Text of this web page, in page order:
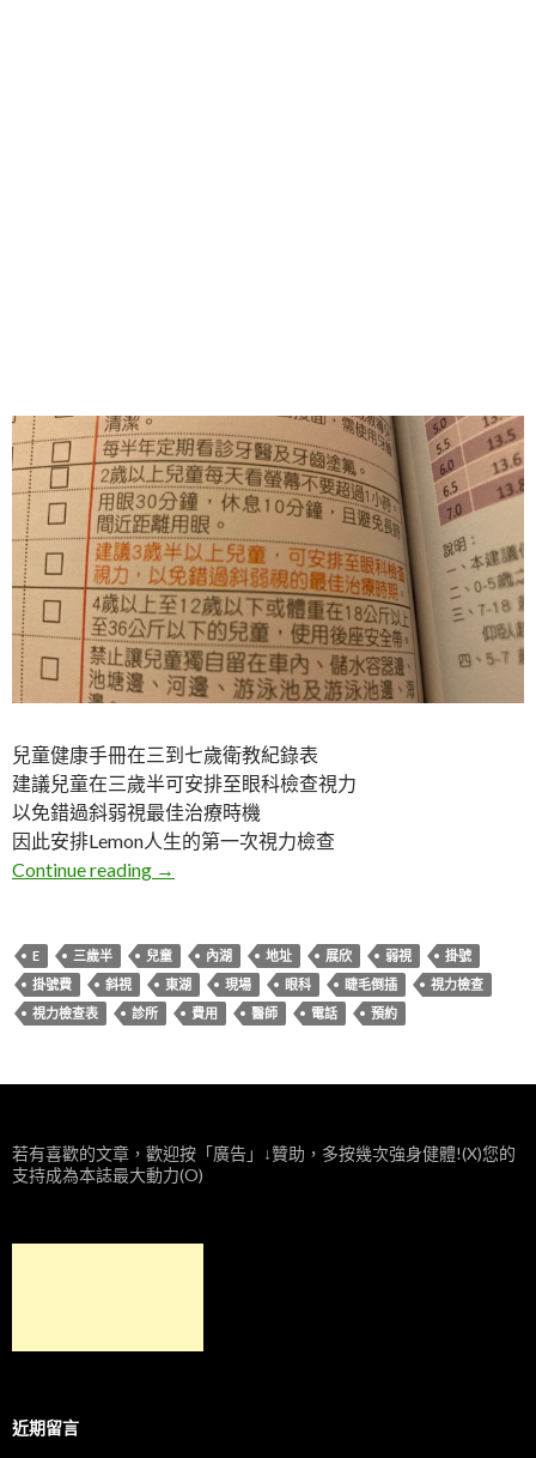
兒童健康手冊在三到七歲衛教紀錄表
建議兒童在三歲半可安排至眼科檢查視力
以免錯過斜弱視最佳治療時機
因此安排Lemon人生的第一次視力檢查
Continue reading Lemon。第一次眼科檢查視力
→
E 三歲半 兒童 內湖 地址 展欣 弱視
掛號
掛號費
斜視 東湖 現場 眼科 睫毛倒插
視力檢查
視力檢查表
診所 費用 醫師 電話 預約
若有喜歡的文章，歡迎按「廣告」↓贊助，多按幾次強身健體!(X)您的
支持成為本誌最大動力(O)
近期留言